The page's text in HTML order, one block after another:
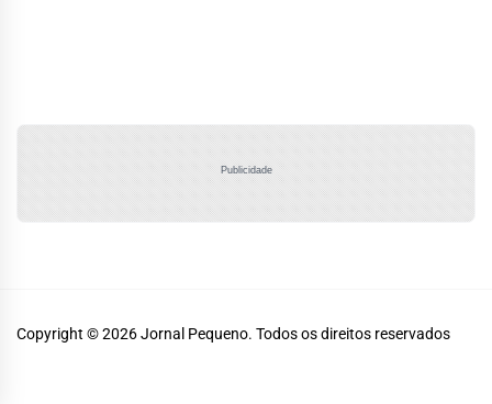
Publicidade
Copyright © 2026Jornal Pequeno. Todos os direitos reservados